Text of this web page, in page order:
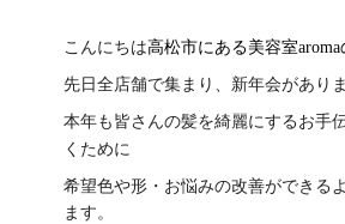
GRAYHAIR
HAIRCARE
COMPANY
CONTACT
こんにちは高松市にある美容室aroma
先日全店舗で集まり、新年会があり
本年も皆さんの髪を綺麗にするお手
くために
希望色や形・お悩みの改善ができる
ます。